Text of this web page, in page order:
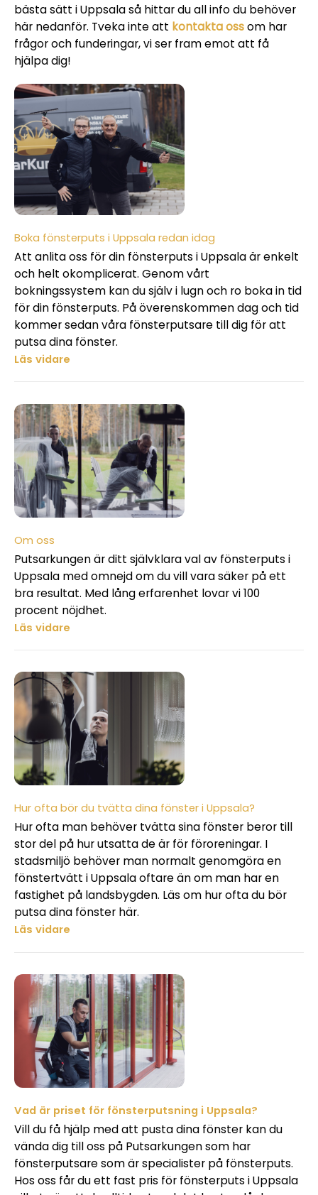
bästa sätt i Uppsala så hittar du all info du behöver
här nedanför. Tveka inte att kontakta ossom har
frågor och funderingar, vi ser fram emot att få
hjälpa dig!
Boka fönsterputs i Uppsala redan idag
Att anlita oss för din fönsterputs i Uppsala är enkelt
och helt okomplicerat. Genom vårt
bokningssystem kan du själv i lugn och ro boka in tid
för din fönsterputs. På överenskommen dag och tid
kommer sedan våra fönsterputsare till dig för att
putsa dina fönster.
Läs vidare
Om oss
Putsarkungen är ditt självklara val av fönsterputs i
Uppsala med omnejd om du vill vara säker på ett
bra resultat. Med lång erfarenhet lovar vi 100
procent nöjdhet.
Läs vidare
Hur ofta bör du tvätta dina fönster i Uppsala?
Hur ofta man behöver tvätta sina fönster beror till
stor del på hur utsatta de är för föroreningar. I
stadsmiljö behöver man normalt genomgöra en
fönstertvätt i Uppsala oftare än om man har en
fastighet på landsbygden. Läs om hur ofta du bör
putsa dina fönster här.
Läs vidare
Vad är priset för fönsterputsning i Uppsala?
Vill du få hjälp med att pusta dina fönster kan du
vända dig till oss på Putsarkungen som har
fönsterputsare som är specialister på fönsterputs.
Hos oss får du ett fast pris för fönsterputs i Uppsala